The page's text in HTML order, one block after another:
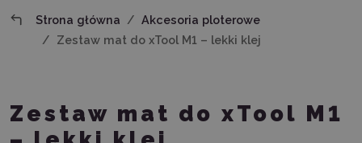
Strona główna
Akcesoria ploterowe
Zestaw mat do xTool M1 – lekki klej
Zestaw mat do xTool M1